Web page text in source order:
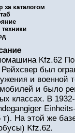
за каталогом
Kfz.62 По
Рейхсвер был
и военной
и было
классах. В
т). На этой же
Kfz.62.